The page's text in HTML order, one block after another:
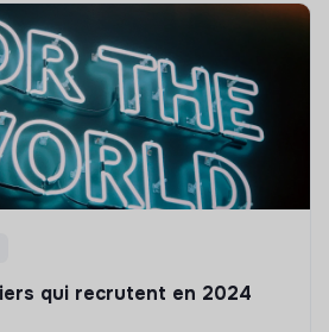
qui recrutent en 2024